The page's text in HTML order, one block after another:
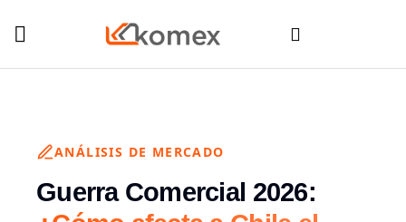
ANÁLISIS DE MERCADO
Guerra Comercial 2026: